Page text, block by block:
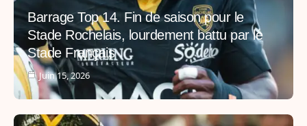
Barrage Top 14. Fin de saison pour le
Stade Rochelais, lourdement battu par le
Stade Français
Juin 15, 2026